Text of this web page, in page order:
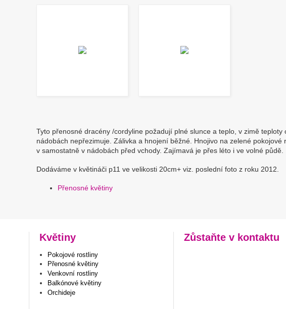
Tyto přenosné dracény /cordyline požadují plné slunce a teplo, v zimě
nádobách nepřezimuje. Zálivka a hnojení běžné. Hnojivo na zelené
v samostatně v nádobách před vchody. Zajímavá je přes léto i ve volné
Dodáváme v květináči p11 ve velikosti 20cm+ viz. poslední foto z roku 2012.
Přenosné květiny
Květiny
Pokojové rostliny
Přenosné květiny
Venkovní rostliny
Balkónové květiny
Orchideje
Zůstaňte v kontaktu